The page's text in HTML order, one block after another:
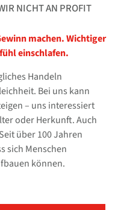
NICHT AN PROFIT
machen. Wichtiger
einschlafen.
Handeln
Bei uns kann
– uns interessiert
oder Herkunft. Auch
über 100 Jahren
sich Menschen
können.